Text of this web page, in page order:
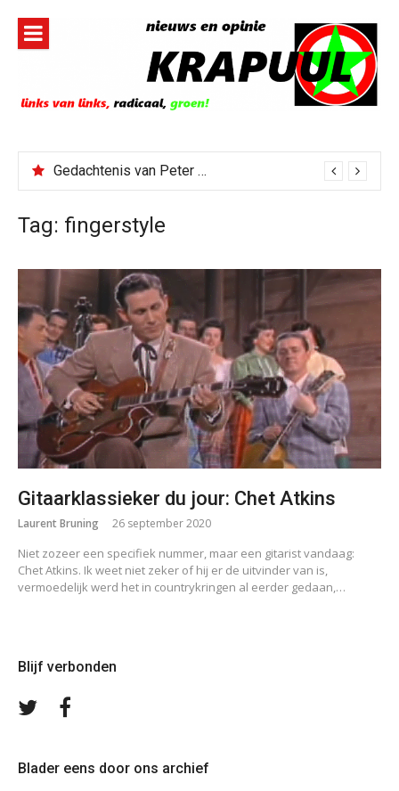
inhoud
Gedachtenis van Peter Faber
Tag: fingerstyle
Gitaarklassieker du jour: Chet Atkins
Laurent Bruning 26 september 2020
Niet zozeer een specifiek nummer, maar een gitarist vandaag:
Chet Atkins. Ik weet niet zeker of hij er de uitvinder van is,
vermoedelijk werd het in countrykringen al eerder gedaan,…
Blijf verbonden
Volg
Blader eens door ons archief